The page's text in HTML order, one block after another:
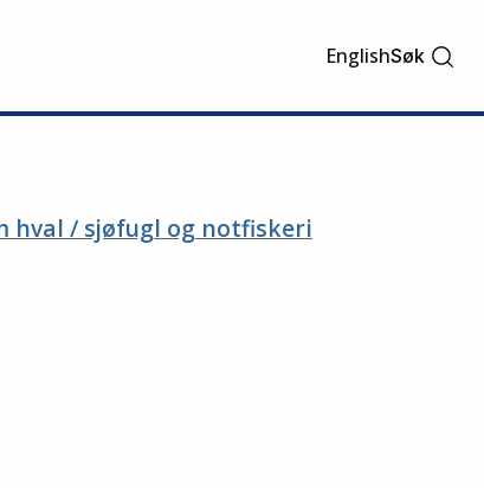
EnglishSøk
hval / sjøfugl og notfiskeri